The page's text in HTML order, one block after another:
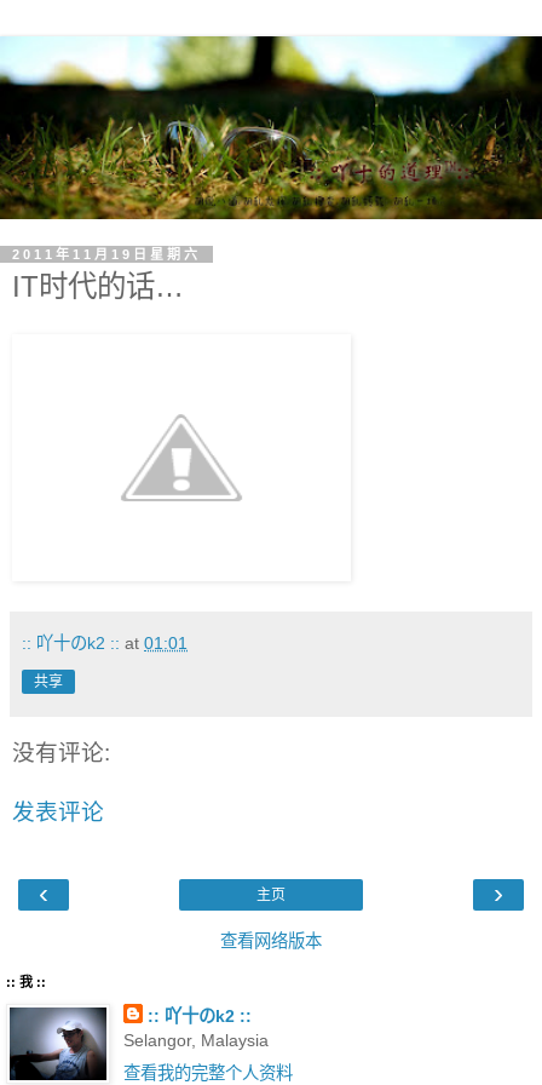
2011年11月19日星期六
IT时代的话…
:: 吖十のk2 :: at 01:01
共享
没有评论:
发表评论
‹ ›
主页
查看网络版本
:: 我 ::
:: 吖十のk2 ::
Selangor, Malaysia
查看我的完整个人资料